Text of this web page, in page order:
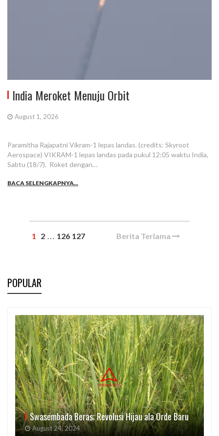
India Meroket Menuju Orbit
August 1, 2026
Paramitha Rajapatni Vikram-1 lepas landas. (credits: Skyroot
Aerospace) VIKRAM-1 lepas landas pada pukul 12:05 waktu India,
Sabtu (18/7). Roket dengan…
BACA SELENGKAPNYA...
1 2 … 126 127 Berita Terlama
POPULAR
Swasembada Beras; Revolusi Hijau ala Orde Baru
August 24, 2024